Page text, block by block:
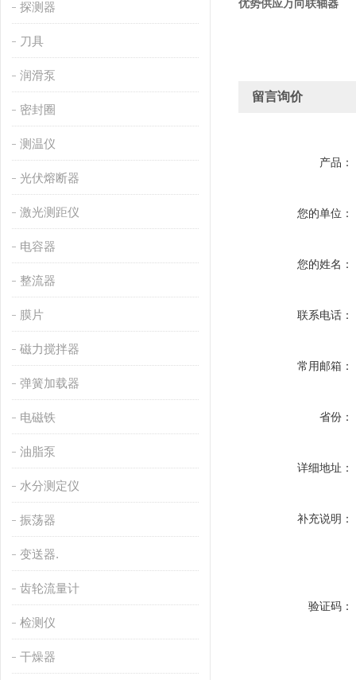
探测器
刀具
润滑泵
密封圈
测温仪
光伏熔断器
激光测距仪
电容器
整流器
膜片
磁力搅拌器
弹簧加载器
电磁铁
油脂泵
水分测定仪
振荡器
变送器.
齿轮流量计
检测仪
干燥器
优势供应万向联轴器
留言询价
产品：
您的单位：
您的姓名：
联系电话：
常用邮箱：
省份：
详细地址：
补充说明：
验证码：